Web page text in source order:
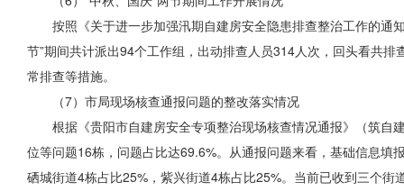
按照《关于进一步加强汛期自建房安全隐患排查整治工作的通
节”期间共计派出94个工作组，出动排查人员314人次，回头看共排
常排查等措施。
（7）市局现场核查通报问题的整改落实情况
根据《贵阳市自建房安全专项整治现场核查情况通报》（筑
位等问题16栋，问题占比达69.6%。从通报问题来看，基础信息
硒城街道4栋占比25%，紫兴街道4栋占比25%。当前已收到三个